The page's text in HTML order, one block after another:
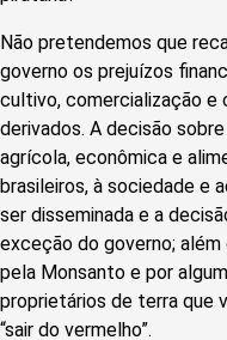
Não pretendemos que
governo os prejuízos
cultivo, comercialização e
derivados. A decisão
agrícola, econômica e
brasileiros, à sociedade e
ser disseminada e a
exceção do governo;
pela Monsanto e por
proprietários de terra que
“sair do vermelho”.